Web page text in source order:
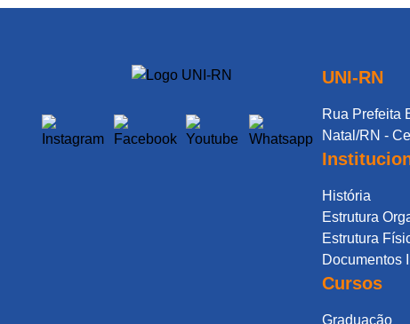
UNI-RN
Rua Prefeita
Natal/RN -
História
Estrutura
Estrutura
Documentos
Cursos
Graduação